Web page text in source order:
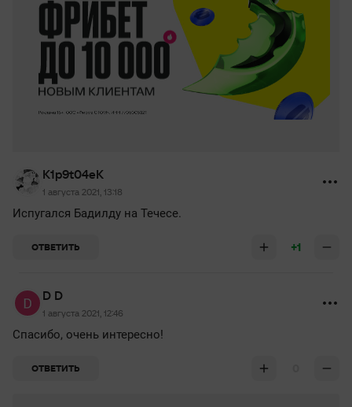
K1p9t04eK
1 августа 2021, 13:18
Испугался Бадилду на Течесе.
ОТВЕТИТЬ +1
D D
1 августа 2021, 12:46
Спасибо, очень интересно!
ОТВЕТИТЬ